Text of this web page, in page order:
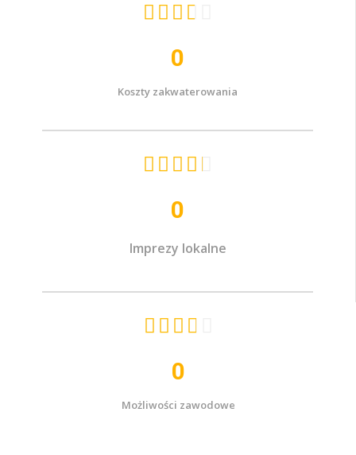
   
Koszty zakwaterowania
0
    
Imprezy lokalne
0
   
Możliwości zawodowe
0